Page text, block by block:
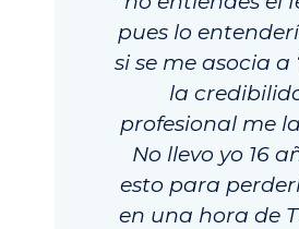
pues lo
si se me asocia a
la
profesional me
No llevo yo 16
esto para
en una hora de